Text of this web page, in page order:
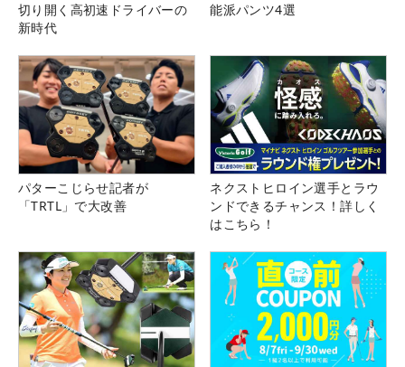
切り開く高初速ドライバーの
新時代
能派パンツ4選
パターこじらせ記者が
「TRTL」で大改善
ネクストヒロイン選手とラウ
ンドできるチャンス！詳しく
はこちら！